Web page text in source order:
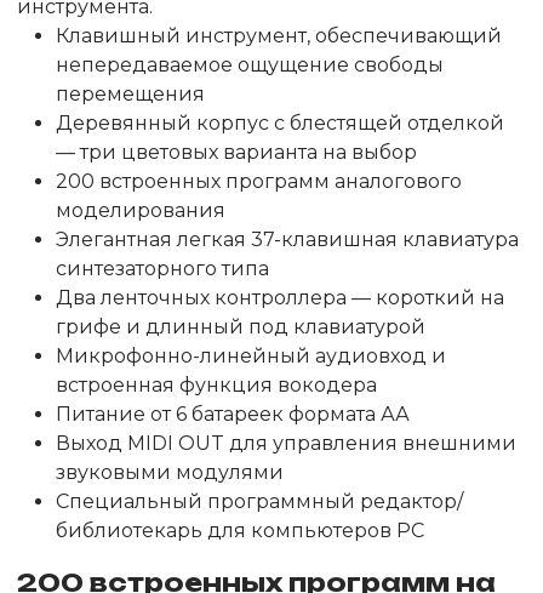
инструмента.
Клавишный инструмент, обеспечивающий
непередаваемое ощущение свободы
перемещения
Деревянный корпус с блестящей отделкой
— три цветовых варианта на выбор
200 встроенных программ аналогового
моделирования
Элегантная легкая 37-клавишная клавиатура
синтезаторного типа
Два ленточных контроллера — короткий на
грифе и длинный под клавиатурой
Микрофонно-линейный аудиовход и
встроенная функция вокодера
Питание от 6 батареек формата АА
Выход MIDI OUT для управления внешними
звуковыми модулями
Специальный программный редактор/
библиотекарь для компьютеров PC
200 встроенных программ на